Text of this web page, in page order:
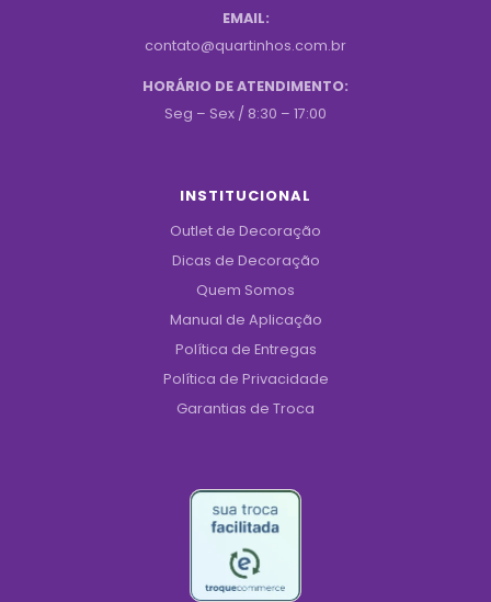
EMAIL:
contato@quartinhos.com.br
HORÁRIO DE ATENDIMENTO:
Seg – Sex / 8:30 – 17:00
INSTITUCIONAL
Outlet de Decoração
Dicas de Decoração
Quem Somos
Manual de Aplicação
Política de Entregas
Política de Privacidade
Garantias de Troca